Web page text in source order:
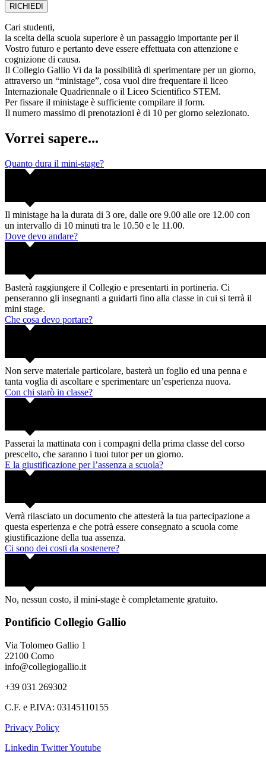
RICHIEDI
Cari studenti,
la scelta della scuola superiore è un passaggio importante per il
Vostro futuro e pertanto deve essere effettuata con attenzione e
cognizione di causa.
Il Collegio Gallio Vi da la possibilità di sperimentare per un giorno,
attraverso un “ministage”, cosa vuol dire frequentare il liceo
Internazionale Quadriennale o il Liceo Scientifico STEM.
Per fissare il ministage è sufficiente compilare il form.
Il numero massimo di prenotazioni è di 10 per giorno selezionato.
Vorrei sapere...
Quanto dura il mini-stage?
Il ministage ha la durata di 3 ore, dalle ore 9.00 alle ore 12.00 con
un intervallo di 10 minuti tra le 10.50 e le 11.00.
Dove devo andare?
Basterà raggiungere il Collegio e presentarti in portineria. Ci
penseranno gli insegnanti a guidarti fino alla classe in cui si terrà il
mini stage.
Che cosa devo portare?
Non serve materiale particolare, basterà un foglio ed una penna e
tanta voglia di ascoltare e sperimentare un’esperienza nuova.
Con chi starò in classe?
Passerai la mattinata con i compagni della prima classe del corso
prescelto, che saranno i tuoi tutor per un giorno.
E la giustificazione per l’assenza a scuola?
Verrà rilasciato un documento che attesterà la tua partecipazione a
questa esperienza e che potrà essere consegnato a scuola come
giustificazione della tua assenza.
Ci sono dei costi da sostenere?
No, nessun costo, il mini-stage è completamente gratuito.
Pontificio Collegio Gallio
Via Tolomeo Gallio 1
22100 Como
info@collegiogallio.it
+39 031 269302
C.F. e P.IVA: 03145110155
Privacy Policy
Linkedin TwitterYoutube